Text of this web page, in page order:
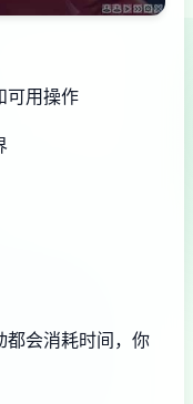
可用操作
都会消耗时间，你